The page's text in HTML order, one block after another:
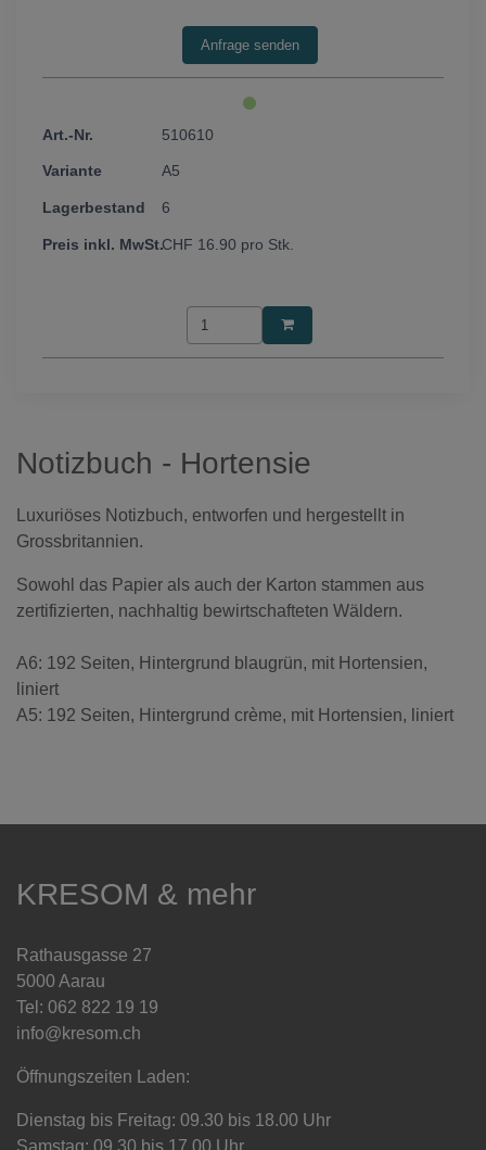
510610
A5
6
CHF 16.90 pro Stk.
Notizbuch - Hortensie
Luxuriöses Notizbuch, entworfen und hergestellt in
Grossbritannien.
Sowohl das Papier als auch der Karton stammen aus
zertifizierten, nachhaltig bewirtschafteten Wäldern.
A6: 192 Seiten, Hintergrund blaugrün, mit Hortensien,
liniert
A5: 192 Seiten, Hintergrund crème, mit Hortensien, liniert
KRESOM & mehr
Rathausgasse 27
5000 Aarau
Tel: 062 822 19 19
info@kresom.ch
Öffnungszeiten Laden:
Dienstag bis Freitag: 09.30 bis 18.00 Uhr
Samstag: 09.30 bis 17.00 Uhr